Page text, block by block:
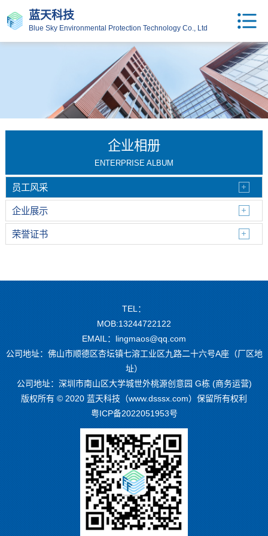
蓝天科技
Blue Sky Environmental Protection Technology Co., Ltd
企业相册
ENTERPRISE ALBUM
员工风采
企业展示
荣誉证书
TEL：
MOB:13244722122
EMAIL：lingmaos@qq.com
公司地址：佛山市顺德区杏坛镇七溶工业区九路二十六号A座（厂区地
址）
公司地址：深圳市南山区大学城世外桃源创意园 G栋 (商务运营)
版权所有 © 2020 蓝天科技（www.dsssx.com）保留所有权利
粤ICP备2022051953号